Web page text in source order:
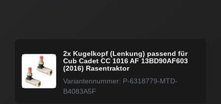
2x Kugelkopf (Lenkung) passend für
Cub Cadet CC 1016 AF 13BD90AF603
(2016) Rasentraktor
Variantennummer: P-6318779-MTD-
B4083A5F